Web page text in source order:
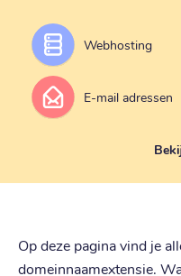
Webhosting
E-mail adressen
Op deze pagina vind je
domeinnaamextensie.